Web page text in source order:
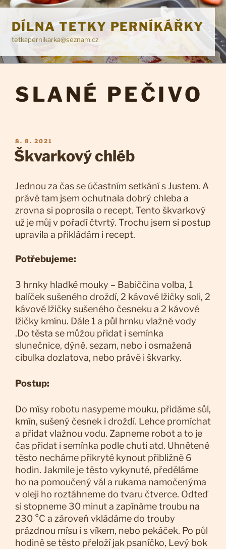
Přejít
obsahu
webu
DÍLNA TETKY PERNÍKÁŘKY
tetkapernikarka@seznam.cz
SLANÉ PEČIVO
PUBLIKOVÁNO
8. 8. 2021
Škvarkový chléb
Jednou za čas se účastním setkání s Justem. A
právě tam jsem ochutnala dobrý chleba a
zrovna si poprosila o recept. Tento škvarkový
už je můj v pořadí čtvrtý. Trochu jsem si postup
upravila a přikládám i recept.
Potřebujeme:
3 hrnky hladké mouky – Babiččina volba, 1
balíček sušeného droždí, 2 kávové lžičky soli, 2
kávové lžičky sušeného česneku a 2 kávové
lžičky kmínu. Dále 1 a půl hrnku vlažné vody
.Do těsta se můžou přidat i semínka
slunečnice, dýně, sezam, nebo i osmažená
cibulka dozlatova, nebo právě i škvarky.
Postup:
Do mísy robotu nasypeme mouku, přidáme sůl,
kmín, sušený česnek i droždí. Lehce promíchat
a přidat vlažnou vodu. Zapneme robot a to je
čas přidat i semínka podle chuti atd. Uhnětené
těsto necháme přikryté kynout přibližně 6
hodin. Jakmile je těsto vykynuté, předěláme
ho na pomoučený vál a rukama namočenýma
v oleji ho roztáhneme do tvaru čtverce. Odteď
si stopneme 30 minut a zapínáme troubu na
230 °C a zároveň vkládáme do trouby
prázdnou mísu i s víkem, nebo pekáček. Po půl
hodině se těsto přeloží jak psaníčko, Levý bok